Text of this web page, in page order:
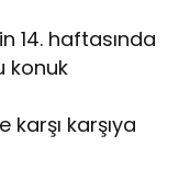
14. haftasında
konuk
karşıya